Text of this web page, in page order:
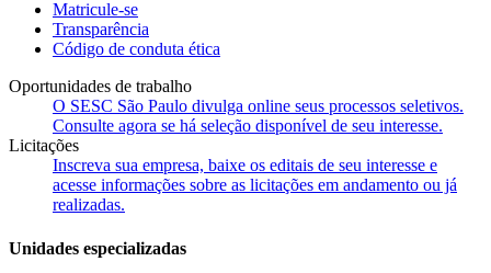
Matricule-se
Transparência
Código de conduta ética
Oportunidades de trabalho
O SESC São Paulo divulga online seus processos seletivos.
Consulte agora se há seleção disponível de seu interesse.
Licitações
Inscreva sua empresa, baixe os editais de seu interesse e
acesse informações sobre as licitações em andamento ou já
realizadas.
Unidades especializadas